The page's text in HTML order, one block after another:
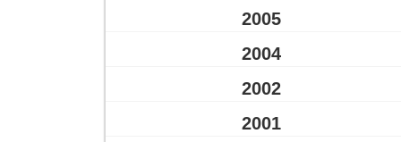
2005
2004
2002
2001